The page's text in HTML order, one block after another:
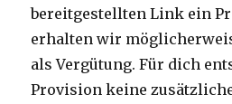
bereitgestellten Link ein
erhalten wir
als Vergütung. Für dich
Provision keine